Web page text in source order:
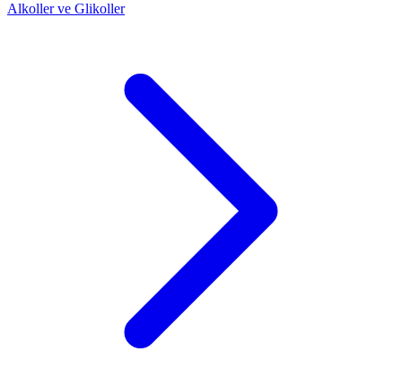
Alkoller ve Glikoller